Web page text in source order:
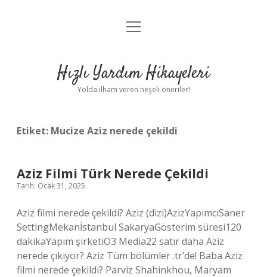
Anasayfa
Yasal Uyarı
menüyü
Hızlı Yardım Hikayeleri
Yolda ilham veren neşeli öneriler!
Etiket: Mucize Aziz nerede çekildi
Aziz Filmi Türk Nerede Çekildi
Tarih: Ocak 31, 2025
Aziz filmi nerede çekildi? Aziz (dizi)AzizYapımcıSaner
SettingMekanİstanbul SakaryaGösterim süresi120
dakikaYapım şirketiO3 Media22 satır daha Aziz
nerede çıkıyor? Aziz Tüm bölümler .tr’de! Baba Aziz
filmi nerede çekildi? Parviz Shahinkhou, Maryam